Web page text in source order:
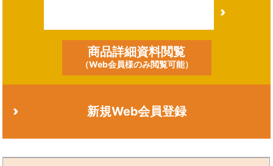
商品詳細資料閲覧
（Web会員様のみ閲覧可能）
新規Web会員登録